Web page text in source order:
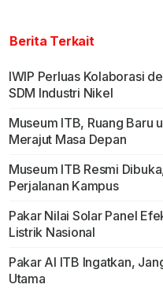
Berita Terkait
IWIP Perluas Kolaborasi
SDM Industri Nikel
Museum ITB, Ruang Baru
Merajut Masa Depan
Museum ITB Resmi
Perjalanan Kampus
Pakar Nilai Solar Panel
Listrik Nasional
Pakar AI ITB Ingatkan,
Utama